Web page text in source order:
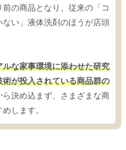
の商品となり、従来の「コ
い」液体洗剤のほうが店頭
ルな家事環境に添わせた研究
が投入されている商品群の
決め込まず、さまざまな商
します。